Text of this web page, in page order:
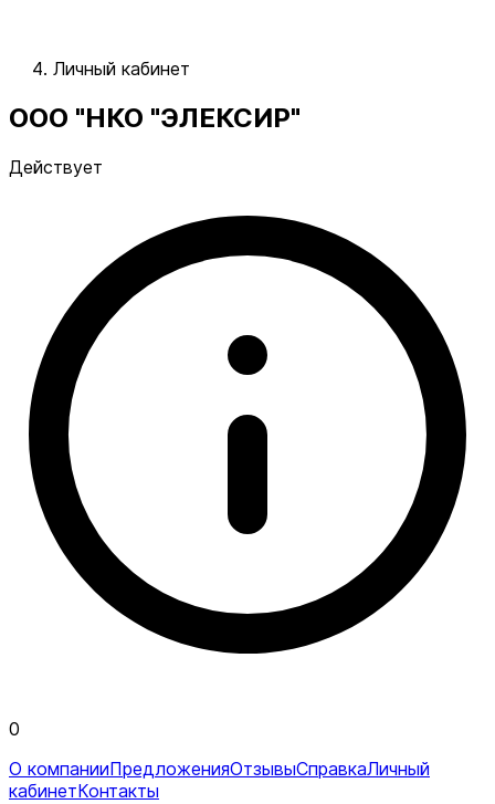
Личный кабинет
ООО "НКО "ЭЛЕКСИР"
Действует
0
О компанииПредложенияОтзывыСправкаЛичный
кабинетКонтакты